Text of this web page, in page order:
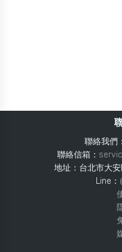
聯絡我們
聯絡信箱：
地址：台北市大
Line：